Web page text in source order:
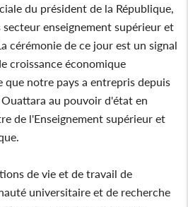
du président de la République,
enseignement supérieur et
cérémonie de ce jour est un signal
croissance économique
notre pays a entrepris depuis
au pouvoir d'état en
de l'Enseignement supérieur et
de vie et de travail de
universitaire et de recherche